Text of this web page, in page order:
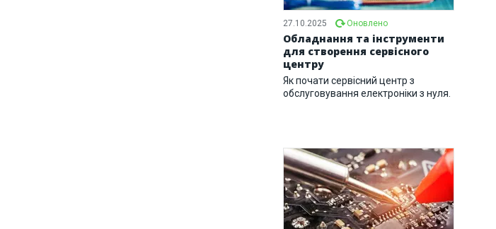
27.10.2025 Оновлено
Обладнання та інструменти
для створення сервісного
центру
Як почати сервісний центр з
обслуговування електроніки з нуля.